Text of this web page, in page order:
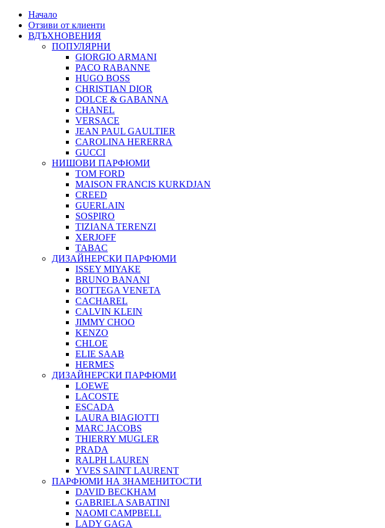
Начало
Отзиви от клиенти
ВДЪХНОВЕНИЯ
ПОПУЛЯРНИ
GIORGIO ARMANI
PACO RABANNE
HUGO BOSS
CHRISTIAN DIOR
DOLCE & GABANNA
CHANEL
VERSACE
JEAN PAUL GAULTIER
CAROLINA HERERRA
GUCCI
НИШОВИ ПАРФЮМИ
TOM FORD
MAISON FRANCIS KURKDJAN
CREED
GUERLAIN
SOSPIRO
TIZIANA TERENZI
XERJOFF
TABAC
ДИЗАЙНЕРСКИ ПАРФЮМИ
ISSEY MIYAKE
BRUNO BANANI
BOTTEGA VENETA
CACHAREL
CALVIN KLEIN
JIMMY CHOO
KENZO
CHLOE
ELIE SAAB
HERMES
ДИЗАЙНЕРСКИ ПАРФЮМИ
LOEWE
LACOSTE
ESCADA
LAURA BIAGIOTTI
MARC JACOBS
THIERRY MUGLER
PRADA
RALPH LAUREN
YVES SAINT LAURENT
ПАРФЮМИ НА ЗНАМЕНИТОСТИ
DAVID BECKHAM
GABRIELA SABATINI
NAOMI CAMPBELL
LADY GAGA